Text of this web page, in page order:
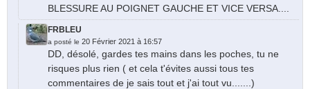
BLESSURE AU POIGNET GAUCHE ET VICE VERSA....
FRBLEU
a posté le 20 Février 2021 à 16:57
DD, désolé, gardes tes mains dans les poches, tu ne
risques plus rien ( et cela t'évites aussi tous tes
commentaires de je sais tout et j'ai tout vu.......)